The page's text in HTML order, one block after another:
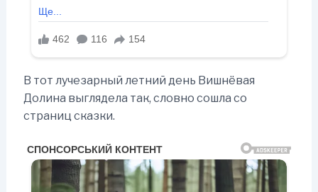
В тот лучезарный летний день Вишнёвая
Долина выглядела так, словно сошла со
страниц сказки.